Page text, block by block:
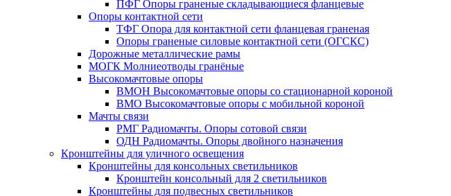
ПФГ Опоры граненые складывающиеся фланцевые
Опоры контактной сети
ТФГ Опора для контактной сети фланцевая граненая
Опоры граненые силовые контактной сети (ОГСКС)
Дорожные металлические рамы
МОГК Молниеотводы гранёные
Высокомачтовые опоры
ВМОН Высокомачтовые опоры со стационарной короной
ВМО Высокомачтовые опоры с мобильной короной
Мачты связи
РМГ Радиомачты. Опоры сотовoй связи
ОДН Радиомачты. Опоры двойного назначения
Кронштейны для уличного освещения
Кронштейны для консольных светильников
Кронштейн консольный для 2 светильников
Кронштейны для подвесных светильников